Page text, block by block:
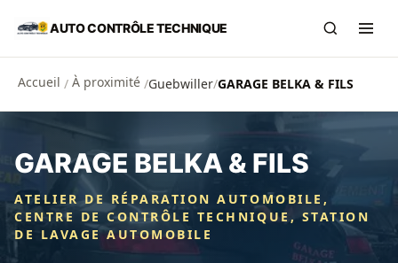
Aller au contenu principal
AUTO CONTRÔLE TECHNIQUE
Accueil / À proximité /Guebwiller/GARAGE BELKA & FILS
GARAGE BELKA & FILS
ATELIER DE RÉPARATION AUTOMOBILE,
CENTRE DE CONTRÔLE TECHNIQUE, STATION
DE LAVAGE AUTOMOBILE